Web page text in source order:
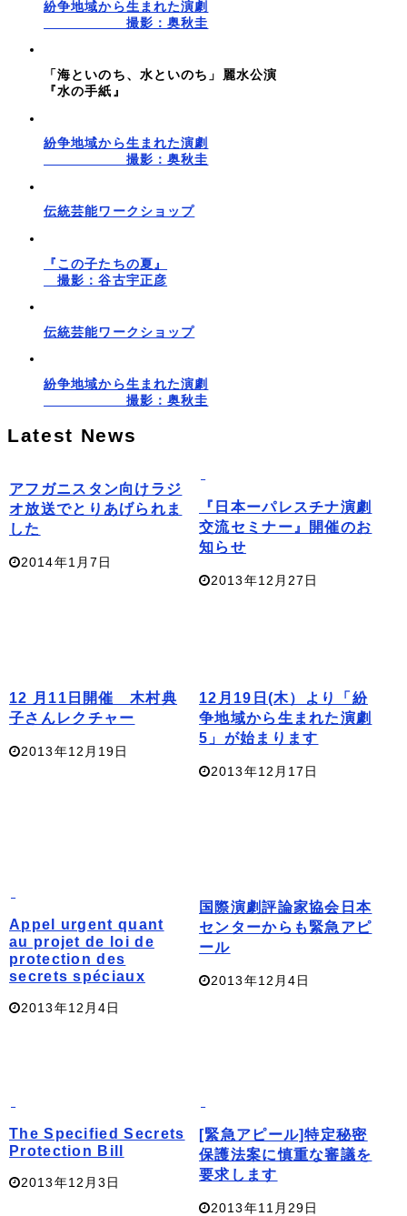
紛争地域から生まれた演劇
撮影：奥秋圭
「海といのち、水といのち」麗水公演
『水の手紙』
紛争地域から生まれた演劇
撮影：奥秋圭
伝統芸能ワークショップ
『この子たちの夏』
撮影：谷古宇正彦
伝統芸能ワークショップ
紛争地域から生まれた演劇
撮影：奥秋圭
Latest News
アフガニスタン向けラジ
オ放送でとりあげられま
した
2014年1月7日
『日本ーパレスチナ演劇
交流セミナー』開催のお
知らせ
2013年12月27日
12 月11日開催 木村典
子さんレクチャー
2013年12月19日
12月19日(木）より「紛
争地域から生まれた演劇
5」が始まります
2013年12月17日
Appel urgent quant
au projet de loi de
protection des
secrets spéciaux
2013年12月4日
国際演劇評論家協会日本
センターからも緊急アピ
ール
2013年12月4日
The Specified Secrets
Protection Bill
2013年12月3日
[緊急アピール]特定秘密
保護法案に慎重な審議を
要求します
2013年11月29日